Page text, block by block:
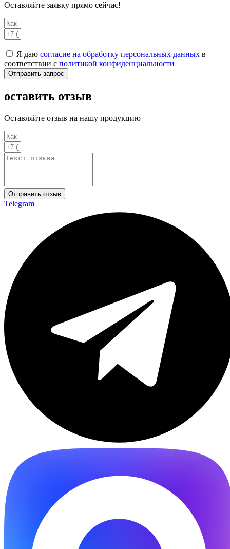
Оставляйте заявку прямо сейчас!
Я даю согласие на обработку персональных данных в
соответствии с политикой конфиденциальности
Отправить запрос
оставить отзыв
Оставляйте отзыв на нашу продукцию
Отправить отзыв
Telegram